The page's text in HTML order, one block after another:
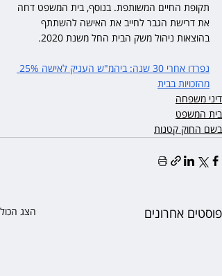
תקופת החיים המשותפת. בנוסף, בית המשפט דחה
את דרישת הגבר לחייב את האישה להשתתף
בהוצאות ניהול משק הבית החל משנת 2020.
מהזכויות בבית
דיני משפחה
בית המשפט
בשם החוק קטנות
פוסטים אחרונים הצג הכול